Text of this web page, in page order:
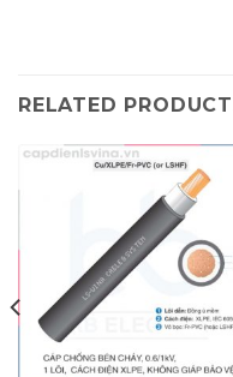
RELATED